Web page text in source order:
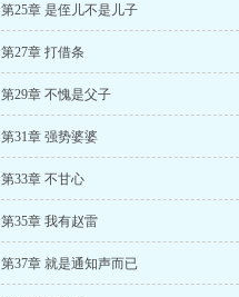
第25章 是侄儿不是儿子
第27章 打借条
第29章 不愧是父子
第31章 强势婆婆
第33章 不甘心
第35章 我有赵雷
第37章 就是通知声而已